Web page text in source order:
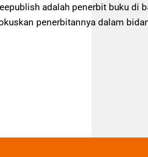
adalah penerbit buku di
penerbitannya dalam